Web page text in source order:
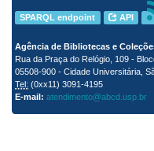
SPARQL endpoint API
Agência de Bibliotecas e
Rua da Praça do Relógio, 109 -
05508-900 - Cidade Universitária,
Tel: (0xx11) 3091-4195
E-mail: atendimento@abcd.usp.br